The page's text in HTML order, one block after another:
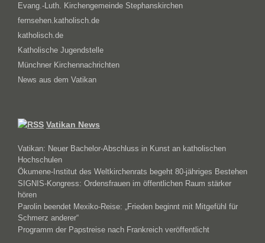
Evang.-Luth. Kirchengemeinde Stephanskirchen
fernsehen.katholisch.de
katholisch.de
Katholische Jugendstelle
Münchner Kirchennachrichten
News aus dem Vatikan
Vatikan News
Vatikan: Neuer Bachelor-Abschluss in Kunst an katholischen
Hochschulen
Ökumene-Institut des Weltkirchenrats begeht 80-jähriges Bestehen
SIGNIS-Kongress: Ordensfrauen im öffentlichen Raum stärker
hören
Parolin beendet Mexiko-Reise: „Frieden beginnt mit Mitgefühl für
Schmerz anderer“
Programm der Papstreise nach Frankreich veröffentlicht